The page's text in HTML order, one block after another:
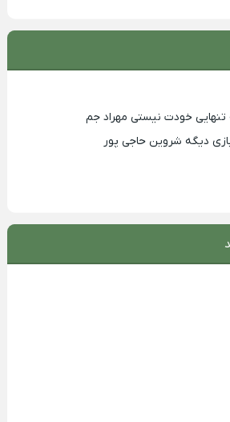
تنهایی خودت نیستی مهراد جم
دیگه شروین حاجی پور